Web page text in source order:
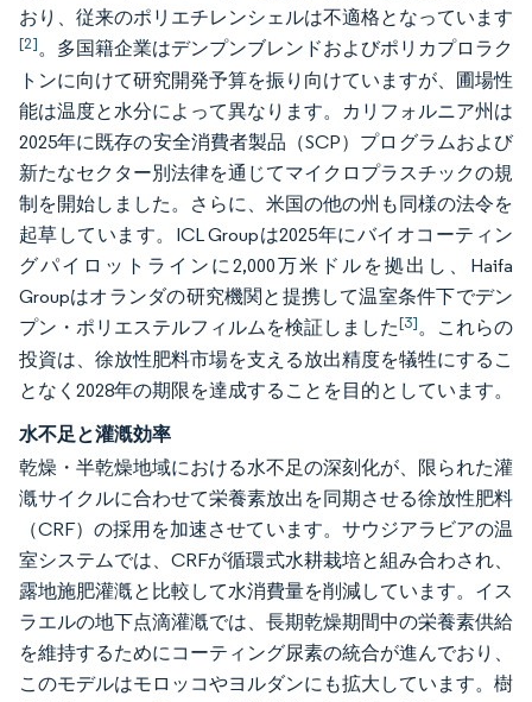
おり、従来のポリエチレンシェルは不適格となっています
[2]。多国籍企業はデンプンブレンドおよびポリカプロラク
トンに向けて研究開発予算を振り向けていますが、圃場性
能は温度と水分によって異なります。カリフォルニア州は
2025年に既存の安全消費者製品（SCP）プログラムおよび
新たなセクター別法律を通じてマイクロプラスチックの規
制を開始しました。さらに、米国の他の州も同様の法令を
起草しています。ICL Groupは2025年にバイオコーティン
グパイロットラインに2,000万米ドルを拠出し、Haifa
Groupはオランダの研究機関と提携して温室条件下でデン
プン・ポリエステルフィルムを検証しました[3]。これらの
投資は、徐放性肥料市場を支える放出精度を犠牲にするこ
となく2028年の期限を達成することを目的としています。
水不足と灌漑効率
乾燥・半乾燥地域における水不足の深刻化が、限られた灌
漑サイクルに合わせて栄養素放出を同期させる徐放性肥料
（CRF）の採用を加速させています。サウジアラビアの温
室システムでは、CRFが循環式水耕栽培と組み合わされ、
露地施肥灌漑と比較して水消費量を削減しています。イス
ラエルの地下点滴灌漑では、長期乾燥期間中の栄養素供給
を維持するためにコーティング尿素の統合が進んでおり、
このモデルはモロッコやヨルダンにも拡大しています。樹